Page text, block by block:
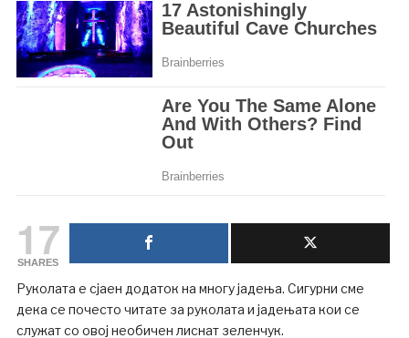
17
SHARES
Руколата е сјаен додаток на многу јадења. Сигурни сме
дека се почесто читате за руколата и јадењата кои се
служат со овој необичен лиснат зеленчук.